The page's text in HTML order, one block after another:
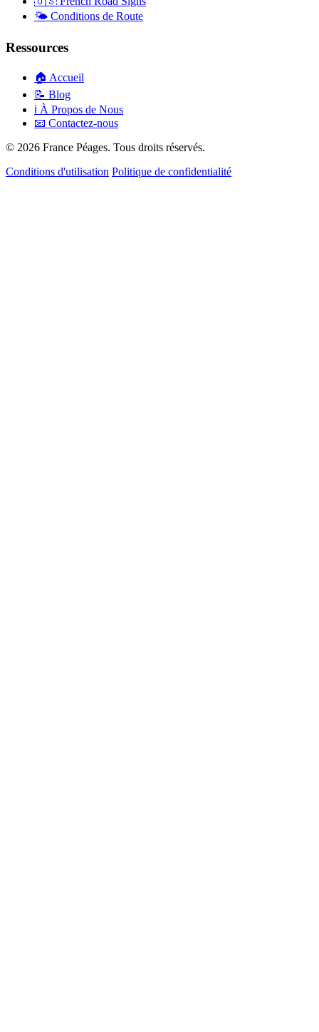
🌤️ Conditions de Route
Ressources
🏠 Accueil
📝 Blog
ℹ️ À Propos de Nous
📧 Contactez-nous
© 2026 France Péages. Tous droits réservés.
Conditions d'utilisation Politique de confidentialité